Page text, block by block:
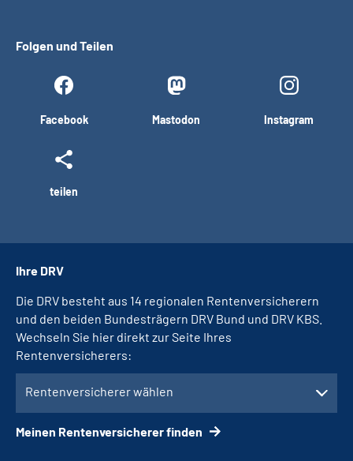
Folgen und Teilen
Facebook Mastodon Instagram
teilen
Ihre DRV
Die DRV besteht aus 14 regionalen Rentenversicherern
und den beiden Bundesträgern DRV Bund und DRV KBS.
Wechseln Sie hier direkt zur Seite Ihres
Rentenversicherers:
Rentenversicherer wählen
Meinen Rentenversicherer finden